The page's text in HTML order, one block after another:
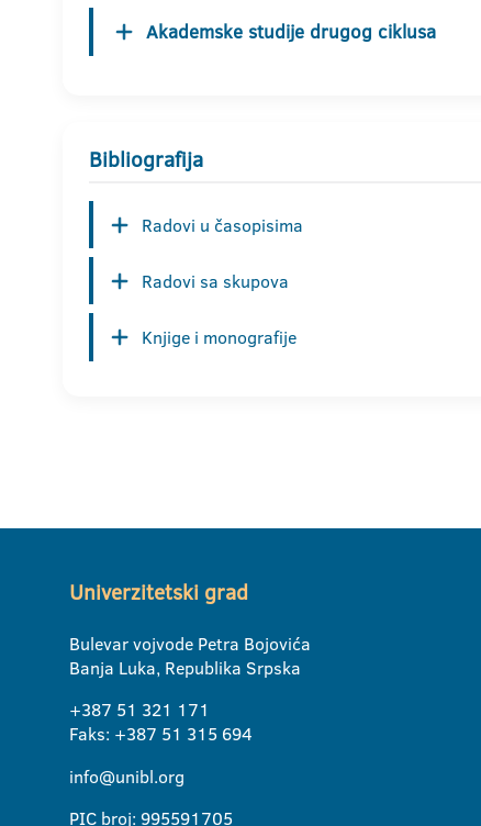
Akademske studije drugog ciklusa
Bibliografija
Radovi u časopisima
Radovi sa skupova
Knjige i monografije
Univerzitetski grad
Bulevar vojvode Petra Bojovića
Banja Luka, Republika Srpska
+387 51 321 171
Faks: +387 51 315 694
info@unibl.org
PIC broj: 995591705